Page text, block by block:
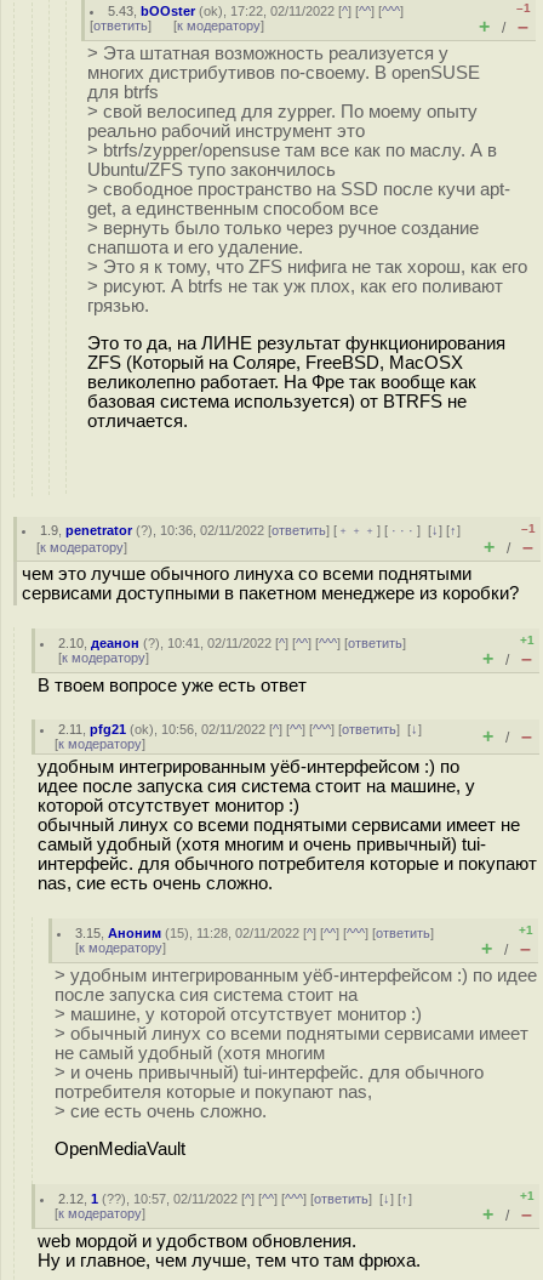
5.43 ,bOOster(ok), 17:22, 02/11/2022 [^] [^^] [^^^]
[ответить] [к модератору]
–1
+ / –
> Эта штатная возможность реализуется у
многих дистрибутивов по-своему. В openSUSE
для btrfs
> свой велосипед для zypper. По моему опыту
реально рабочий инструмент это
> btrfs/zypper/opensuse там все как по маслу. А в
Ubuntu/ZFS тупо закончилось
> свободное пространство на SSD после кучи apt-
get, а единственным способом все
> вернуть было только через ручное создание
снапшота и его удаление.
> Это я к тому, что ZFS нифига не так хорош, как его
> рисуют. А btrfs не так уж плох, как его поливают
грязью.
Это то да, на ЛИНЕ результат функционирования
ZFS (Который на Соляре, FreeBSD, MacOSX
великолепно работает. На Фре так вообще как
базовая система используется) от BTRFS не
отличается.
1.9 ,penetrator(?), 10:36, 02/11/2022 [ответить] [ ﹢﹢﹢] [ · · ·][↓] [↑]
[к модератору]
–1
+ / –
чем это лучше обычного линуха со всеми поднятыми
сервисами доступными в пакетном менеджере из коробки?
2.10 деанон (?), 10:41, 02/11/2022 [^] [^^] [^^^] [ответить]
[к модератору]
+1
+ / –
В твоем вопросе уже есть ответ
2.11 ,pfg21 (ok), 10:56, 02/11/2022 [^] [^^] [^^^] [ответить][↓]
[к модератору] + / –
удобным интегрированным уёб-интерфейсом :) по
идее после запуска сия система стоит на машине, у
которой отсутствует монитор :)
обычный линух со всеми поднятыми сервисами имеет не
самый удобный (хотя многим и очень привычный) tui-
интерфейс. для обычного потребителя которые и покупают
nas, сие есть очень сложно.
3.15 ,Аноним (15), 11:28, 02/11/2022 [^] [^^] [^^^] [ответить]
[к модератору]
+1
+ / –
> удобным интегрированным уёб-интерфейсом :) по идее
после запуска сия система стоит на
> машине, у которой отсутствует монитор :)
> обычный линух со всеми поднятыми сервисами имеет
не самый удобный (хотя многим
> и очень привычный) tui-интерфейс. для обычного
потребителя которые и покупают nas,
> сие есть очень сложно.
OpenMediaVault
2.12 ,1 (??), 10:57, 02/11/2022 [^] [^^] [^^^] [ответить][↓] [↑]
[к модератору]
+1
+ / –
web мордой и удобством обновления.
Ну и главное, чем лучше, тем что там фрюха.